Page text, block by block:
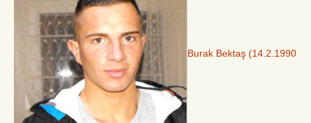
Burak Bektaş (14.2.1990